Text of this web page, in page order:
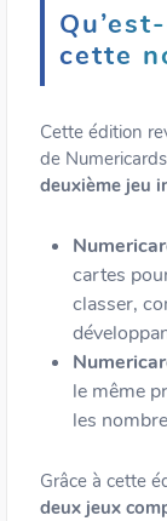
cette
Cette édition
de
deuxième jeu
cartes
classer,
le même
les
Grâce à cette
deux jeux